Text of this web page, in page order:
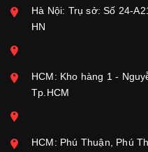
Hà Nội: Trụ sở: Số 24-
HN
HCM: Kho hàng 1 -
Tp.HCM
HCM: Phú Thuận, Phú